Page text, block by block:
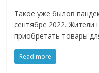
для
Commerce,
ритейле,
логистике,
Такое уже былов
сентябре 2022. Жители
приобретать товары
Read more